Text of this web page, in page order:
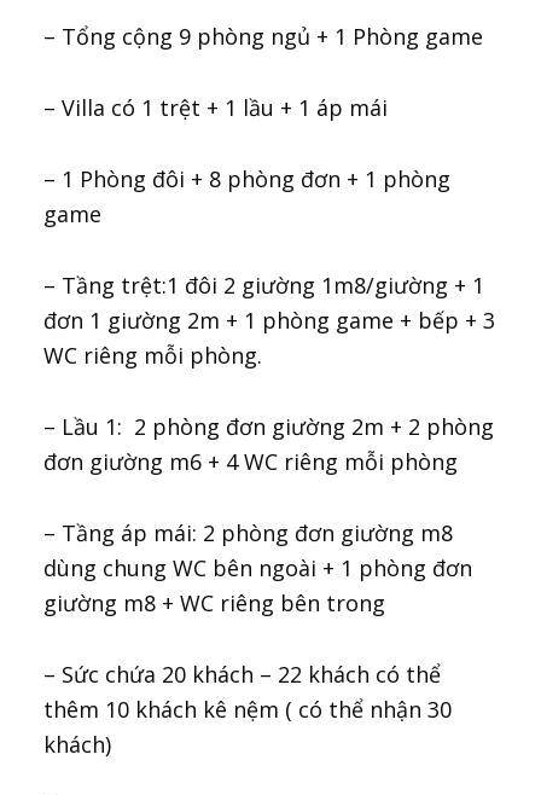
– Tổng cộng 9 phòng ngủ + 1 Phòng game
– Villa có 1 trệt + 1 lầu + 1 áp mái
– 1 Phòng đôi + 8 phòng đơn + 1 phòng
game
– Tầng trệt:1 đôi 2 giường 1m8/giường + 1
đơn 1 giường 2m + 1 phòng game + bếp + 3
WC riêng mỗi phòng.
– Lầu 1: 2 phòng đơn giường 2m + 2 phòng
đơn giường m6 + 4 WC riêng mỗi phòng
– Tầng áp mái: 2 phòng đơn giường m8
dùng chung WC bên ngoài + 1 phòng đơn
giường m8 + WC riêng bên trong
– Sức chứa 20 khách – 22 khách có thể
thêm 10 khách kê nệm ( có thể nhận 30
khách)